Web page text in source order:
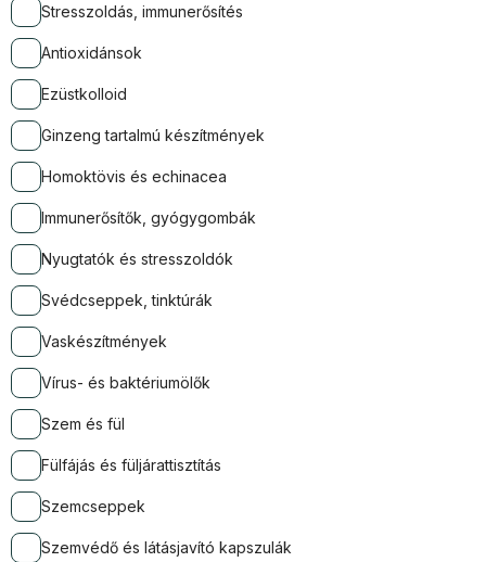
Stresszoldás, immunerősítés
Antioxidánsok
Ezüstkolloid
Ginzeng tartalmú készítmények
Homoktövis és echinacea
Immunerősítők, gyógygombák
Nyugtatók és stresszoldók
Svédcseppek, tinktúrák
Vaskészítmények
Vírus- és baktériumölők
Szem és fül
Fülfájás és füljárattisztítás
Szemcseppek
Szemvédő és látásjavító kapszulák